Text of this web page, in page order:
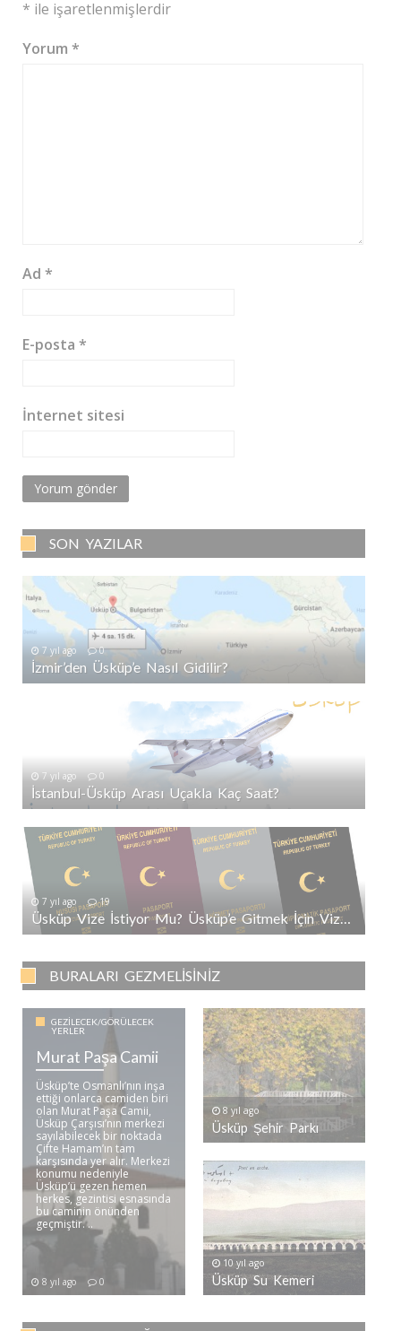
* ile işaretlenmişlerdir
Yorum *
Ad *
E-posta *
İnternet sitesi
SON YAZILAR
7 yıl ago 0
İzmir’den Üsküp’e Nasıl Gidilir?
7 yıl ago 0
İstanbul-Üsküp Arası Uçakla Kaç Saat?
7 yıl ago 19
Üsküp Vize İstiyor Mu? Üsküp’e Gitmek İçin Vize Gerekli Mi?
BURALARI GEZMELISINIZ
GEZILECEK/GÖRÜLECEK
YERLER
Murat Paşa Camii
Üsküp’te Osmanlı’nın inşa
ettiği onlarca camiden biri
olan Murat Paşa Camii,
Üsküp Çarşısı’nın merkezi
sayılabilecek bir noktada
Çifte Hamam’ın tam
karşısında yer alır. Merkezi
konumu nedeniyle
Üsküp’ü gezen hemen
herkes, gezintisi esnasında
bu caminin önünden
geçmiştir. ..
8 yıl ago 0
8 yıl ago
Üsküp Şehir Parkı
10 yıl ago
Üsküp Su Kemeri